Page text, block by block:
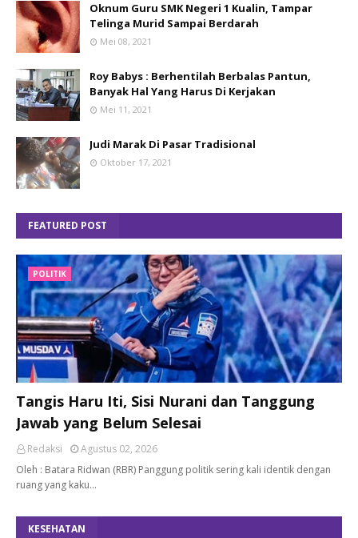
Oknum Guru SMK Negeri 1 Kualin, Tampar
Telinga Murid Sampai Berdarah
Mei 08, 2021
Roy Babys : Berhentilah Berbalas Pantun,
Banyak Hal Yang Harus Di Kerjakan
Mei 11, 2021
Judi Marak Di Pasar Tradisional
Oktober 17, 2021
FEATURED POST
POLITIK
Tangis Haru Iti, Sisi Nurani dan Tanggung
Jawab yang Belum Selesai
Redaksi
Agustus 02, 2026
Oleh : Batara Ridwan (RBR) Panggung politik sering kali identik dengan
ruang yang kaku…
KESEHATAN